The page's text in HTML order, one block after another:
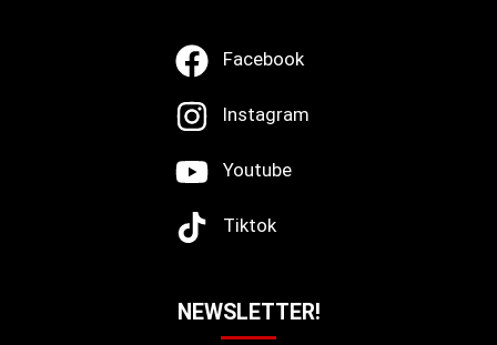
Facebook
Instagram
Youtube
Tiktok
NEWSLETTER!